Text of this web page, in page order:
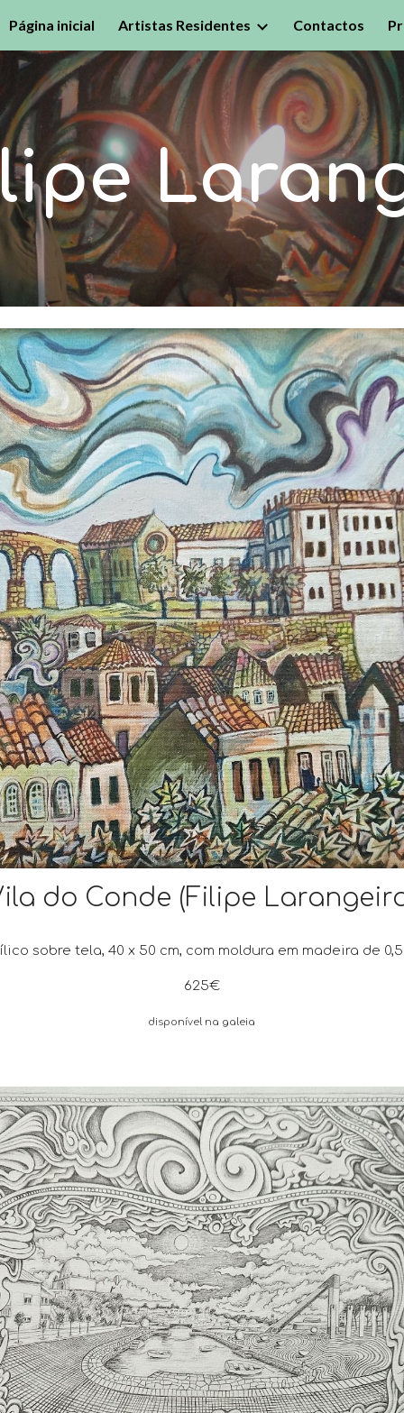
to main content Skip to
Página inicial Artistas Residentes Contactos
do Conde (Filipe
sobre tela,40 x 50 cm, com moldura em madeira de
625€
disponível na galeia